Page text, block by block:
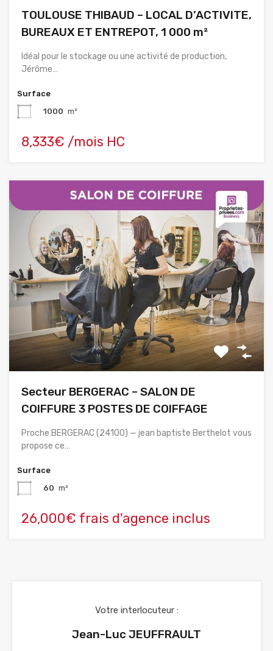
TOULOUSE THIBAUD – LOCAL D’ACTIVITE,
BUREAUX ET ENTREPOT, 1 000 m²
Idéal pour le stockage ou une activité de production,
Jérôme…
Surface
1000 m²
8,333€ /mois HC
Secteur BERGERAC – SALON DE
COIFFURE 3 POSTES DE COIFFAGE
Proche BERGERAC (24100) — jean baptiste Berthelot vous
propose ce…
Surface
60 m²
26,000€ frais d'agence inclus
Votre interlocuteur :
Jean-Luc JEUFFRAULT